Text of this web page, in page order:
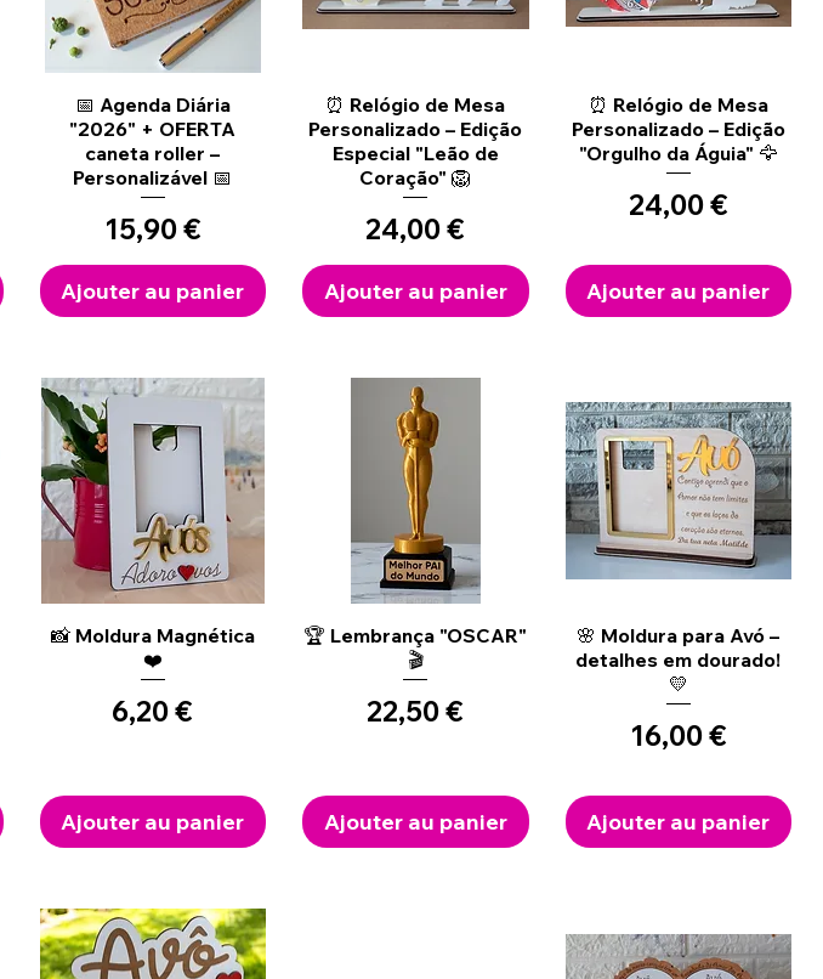
Aperçu rapide
📅 Agenda Diária
"2026" + OFERTA
caneta roller –
Personalizável 📅
Prix
15,90 €
Ajouter au panier
Aperçu rapide
⏰ Relógio de Mesa
Personalizado – Edição
Especial "Leão de
Coração" 🦁
Prix
24,00 €
Ajouter au panier
Aperçu rapide
⏰ Relógio de Mesa
Personalizado – Edição
"Orgulho da Águia" 🦅
Prix
24,00 €
Ajouter au panier
Aperçu rapide
📸 Moldura Magnética
❤️
Prix
6,20 €
Ajouter au panier
Aperçu rapide
🏆 Lembrança "OSCAR"
🎬
Prix
22,50 €
Ajouter au panier
Aperçu rapide
🌸 Moldura para Avó –
detalhes em dourado!
💛
Prix
16,00 €
Ajouter au panier